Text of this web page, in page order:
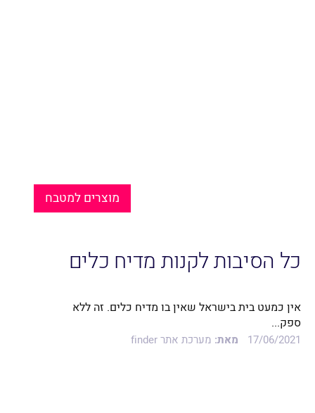
מוצרים למטבח
כל הסיבות לקנות מדיח כלים
אין כמעט בית בישראל שאין בו מדיח כלים. זה ללא
ספק...
17/06/2021 מאת: מערכת אתר finder